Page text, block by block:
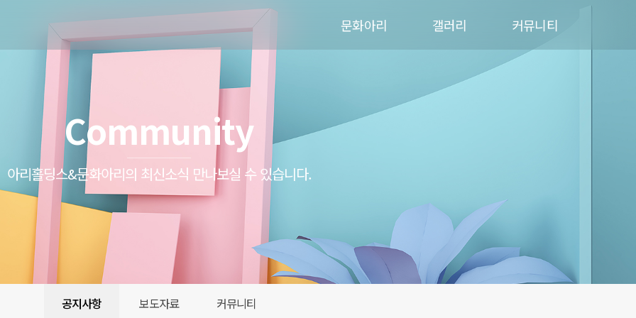
문화아리 갤러리 커뮤니티
Community
아리홀딩스&문화아리의 최신소식 만나보실 수 있습니다.
공지사항 보도자료 커뮤니티